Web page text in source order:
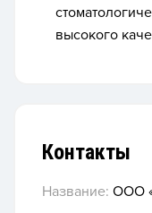
высокого
Контакты
Название: ООО